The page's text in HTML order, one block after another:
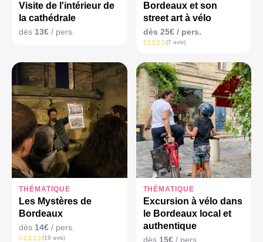
Visite de l'intérieur de
la cathédrale
dès 13€ / pers.
Bordeaux et son
street art à vélo
dès 25€ / pers.
(7 avis)
THÉMATIQUE
Les Mystères de
Bordeaux
dès 14€ / pers.
(19 avis)
THÉMATIQUE
Excursion à vélo dans
le Bordeaux local et
authentique
dès 15€/ pers.